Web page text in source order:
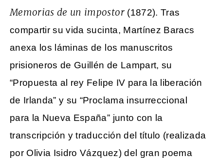
Memorias de un impostor(1872). Tras
compartir su vida sucinta, Martínez Baracs
anexa los láminas de los manuscritos
prisioneros de Guillén de Lampart, su
“Propuesta al rey Felipe IV para la liberación
de Irlanda” y su “Proclama insurreccional
para la Nueva España” junto con la
transcripción y traducción del título (realizada
por Olivia Isidro Vázquez) del gran poema